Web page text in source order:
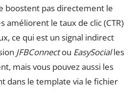
boostent pas directement le
améliorent le taux de clic (CTR)
ce qui est un signal indirect
JFBConnectou EasySocialles
mais vous pouvez aussi les
dans le template via le fichier